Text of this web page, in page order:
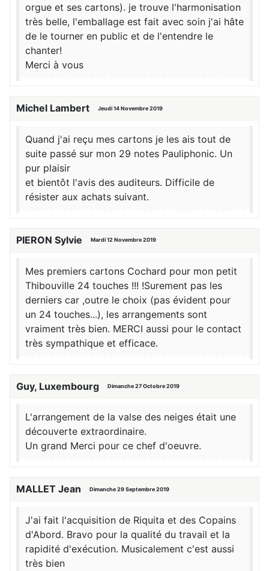
orgue et ses cartons). je trouve l'harmonisation
très belle, l'emballage est fait avec soin j'ai hâte
de le tourner en public et de l'entendre le
chanter!
Merci à vous
Michel Lambert Jeudi 14 Novembre 2019
Quand j'ai reçu mes cartons je les ais tout de
suite passé sur mon 29 notes Pauliphonic. Un
pur plaisir
et bientôt l'avis des auditeurs. Difficile de
résister aux achats suivant.
PIERON Sylvie Mardi 12 Novembre 2019
Mes premiers cartons Cochard pour mon petit
Thibouville 24 touches !!! !Surement pas les
derniers car ,outre le choix (pas évident pour
un 24 touches...), les arrangements sont
vraiment très bien. MERCI aussi pour le contact
très sympathique et efficace.
Guy, Luxembourg Dimanche 27 Octobre 2019
L'arrangement de la valse des neiges était une
découverte extraordinaire.
Un grand Merci pour ce chef d'oeuvre.
MALLET Jean Dimanche 29 Septembre 2019
J'ai fait l'acquisition de Riquita et des Copains
d'Abord. Bravo pour la qualité du travail et la
rapidité d'exécution. Musicalement c'est aussi
très bien